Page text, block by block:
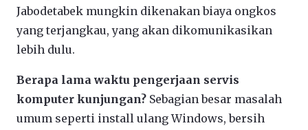
Jabodetabek mungkin dikenakan biaya ongkos
yang terjangkau, yang akan dikomunikasikan
lebih dulu.
Berapa lama waktu pengerjaan servis
komputer kunjungan? Sebagian besar masalah
umum seperti install ulang Windows, bersih